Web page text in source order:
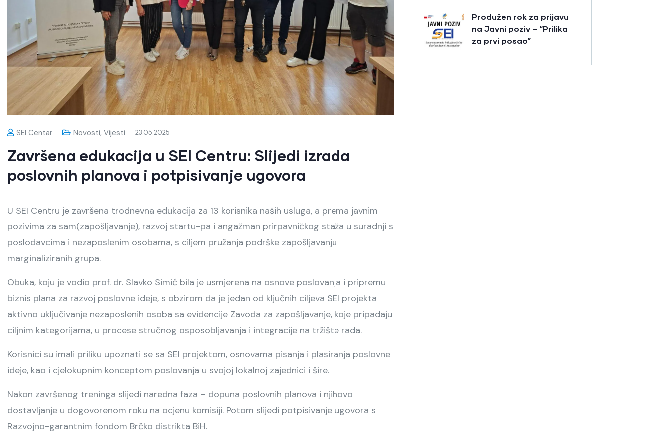
SEI Centar Novosti, Vijesti 23.05.2025
Završena edukacija u SEI Centru: Slijedi izrada
poslovnih planova i potpisivanje ugovora
U SEI Centru je završena trodnevna edukacija za 13 korisnika naših usluga, a prema javnim
pozivima za sam(zapošljavanje), razvoj startu-pa i angažman prirpavničkog staža u suradnji s
poslodavcima i nezaposlenim osobama, s ciljem pružanja podrške zapošljavanju
marginaliziranih grupa.
Obuka, koju je vodio prof. dr. Slavko Simić bila je usmjerena na osnove poslovanja i pripremu
biznis plana za razvoj poslovne ideje, s obzirom da je jedan od ključnih ciljeva SEI projekta
aktivno uključivanje nezaposlenih osoba sa evidencije Zavoda za zapošljavanje, koje pripadaju
ciljnim kategorijama, u procese stručnog osposobljavanja i integracije na tržište rada.
Korisnici su imali priliku upoznati se sa SEI projektom, osnovama pisanja i plasiranja poslovne
ideje, kao i cjelokupnim konceptom poslovanja u svojoj lokalnoj zajednici i šire.
Nakon završenog treninga slijedi naredna faza – dopuna poslovnih planova i njihovo
dostavljanje u dogovorenom roku na ocjenu komisiji. Potom slijedi potpisivanje ugovora s
Razvojno-garantnim fondom Brčko distrikta BiH.
Produžen rok za prijavu
na Javni poziv – “Prilika
za prvi posao”